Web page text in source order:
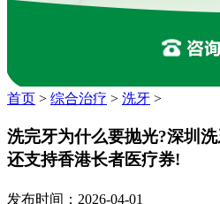
首页 > 综合治疗 > 洗牙 >
洗完牙为什么要抛光?深圳
还支持香港长者医疗券!
发布时间：2026-04-01